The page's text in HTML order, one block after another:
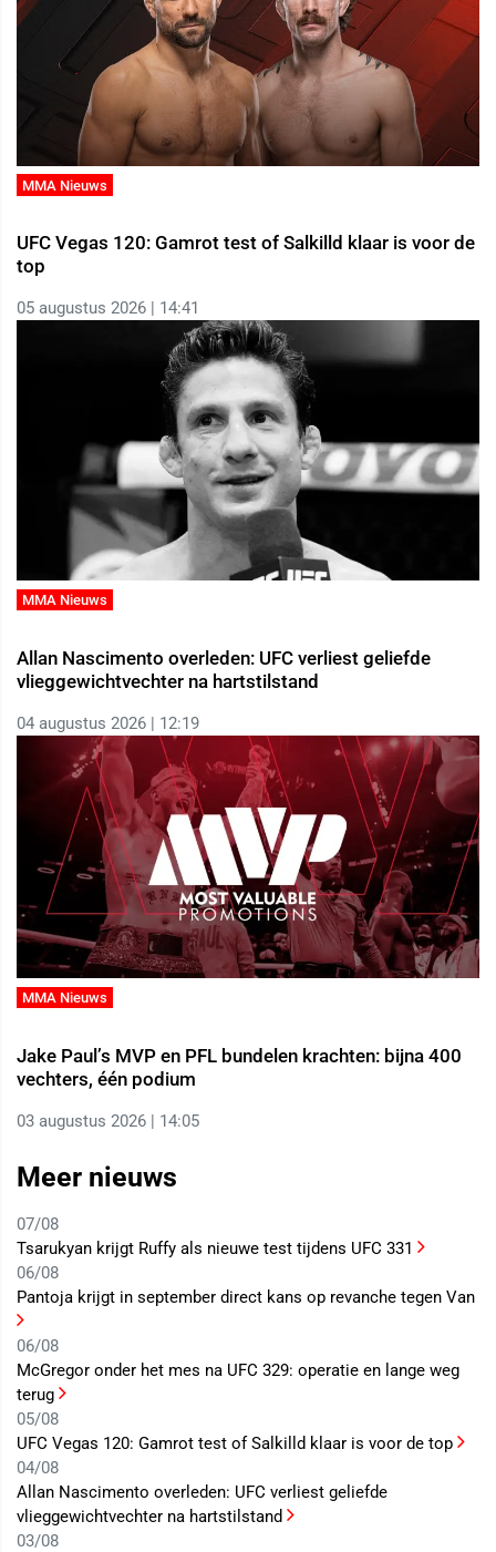
MMA Nieuws
UFC Vegas 120: Gamrot test of Salkilld klaar is voor de
top
05 augustus 2026 | 14:41
MMA Nieuws
Allan Nascimento overleden: UFC verliest geliefde
vlieggewichtvechter na hartstilstand
04 augustus 2026 | 12:19
MMA Nieuws
Jake Paul’s MVP en PFL bundelen krachten: bijna 400
vechters, één podium
03 augustus 2026 | 14:05
Meer nieuws
07/08
Tsarukyan krijgt Ruffy als nieuwe test tijdens UFC 331
06/08
Pantoja krijgt in september direct kans op revanche tegen Van
06/08
McGregor onder het mes na UFC 329: operatie en lange weg
terug
05/08
UFC Vegas 120: Gamrot test of Salkilld klaar is voor de top
04/08
Allan Nascimento overleden: UFC verliest geliefde
vlieggewichtvechter na hartstilstand
03/08